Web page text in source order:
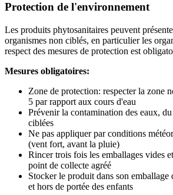
Protection de l'environnement
Les produits phytosanitaires peuvent
organismes non ciblés, en particulier les
respect des mesures de protection est
Mesures obligatoires:
Zone de protection: respecter la zone
5 par rapport aux cours d'eau
Prévenir la contamination des eaux,
ciblées
Ne pas appliquer par conditions
(vent fort, avant la pluie)
Rincer trois fois les emballages vides
point de collecte agréé
Stocker le produit dans son
et hors de portée des enfants